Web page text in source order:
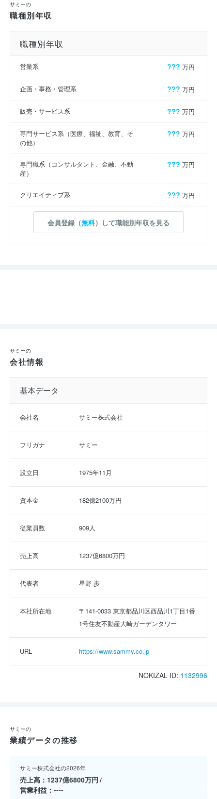
サミーの
職種別年収
職種別年収
営業系 ??? 万円
企画・事務・管理系 ??? 万円
販売・サービス系 ??? 万円
専門サービス系（医療、福祉、教育、そ
の他）
??? 万円
専門職系（コンサルタント、金融、不動
産）
??? 万円
クリエイティブ系 ??? 万円
会員登録（無料）して職能別年収を見る
サミーの
会社情報
基本データ
会社名 サミー株式会社
フリガナ サミー
設立日 1975年11月
資本金 182億2100万円
従業員数 909人
売上高 1237億6800万円
代表者 星野 歩
本社所在地
〒141-0033 東京都品川区西品川1丁目1番
1号住友不動産大崎ガーデンタワー
URL https://www.sammy.co.jp
NOKIZAL ID: 1132996
サミーの
業績データの推移
サミー株式会社の2026年
売上高
1237億6800万円
営業利益
----